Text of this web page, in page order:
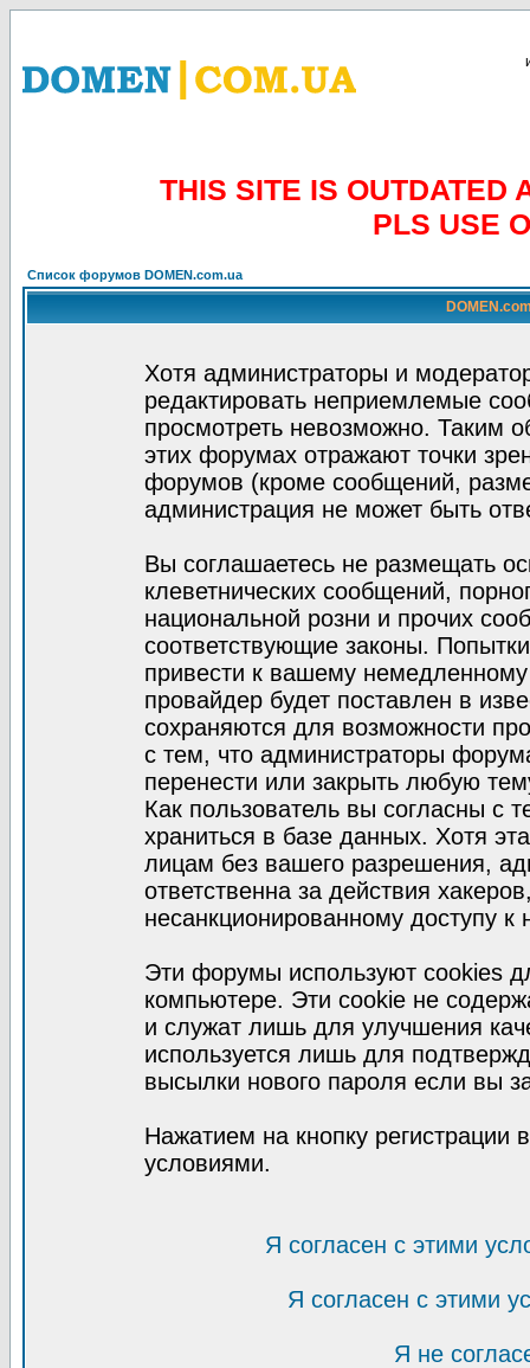
THIS SITE IS OUTDATED
PLS USE
Список форумов DOMEN.com.ua
Хотя администраторы и
редактировать неприемлемые
просмотреть невозможно. Таким
этих форумах отражают точки
форумов (кроме сообщений,
администрация не может быть
Вы соглашаетесь не размещать
клеветнических сообщений,
национальной розни и прочих
соответствующие законы.
привести к вашему
провайдер будет поставлен в
сохраняются для возможности
с тем, что администраторы
перенести или закрыть любую
Как пользователь вы согласны с
храниться в базе данных. Хотя
лицам без вашего разрешения,
ответственна за действия
несанкционированному доступу к
Эти форумы используют cookies
компьютере. Эти cookie не
и служат лишь для улучшения
используется лишь для
высылки нового пароля если вы
Нажатием на кнопку регистрации
условиями.
Я согласен с этими
Я согласен с этими
Я не